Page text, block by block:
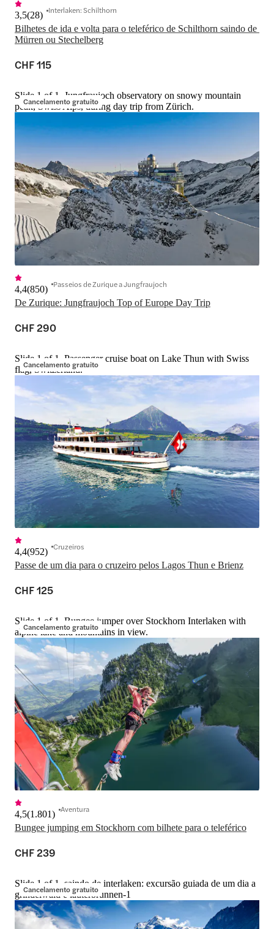
Bilhetes de ida e volta para o teleférico de Schilthorn saindo de
Mürren ou Stechelberg
3,5(28) Interlaken: Schilthorn
CHF 115
Cancelamento gratuito
Slide 1 of 1, Jungfraujoch observatory on snowy mountain
peak, Swiss Alps, during day trip from Zürich.
De Zurique: Jungfraujoch Top of Europe Day Trip
4,4(850) Passeios de Zurique a Jungfraujoch
CHF 290
Cancelamento gratuito
Slide 1 of 1, Passenger cruise boat on Lake Thun with Swiss
flag, Switzerland.
Passe de um dia para o cruzeiro pelos Lagos Thun e Brienz
4,4(952) Cruzeiros
CHF 125
Cancelamento gratuito
Slide 1 of 1, Bungee jumper over Stockhorn Interlaken with
alpine lake and mountains in view.
Bungee jumping em Stockhorn com bilhete para o teleférico
4,5(1.801) Aventura
CHF 239
Cancelamento gratuito
Slide 1 of 1, saindo de interlaken: excursão guiada de um dia a
grindelwald e lauterbrunnen-1